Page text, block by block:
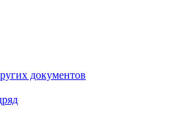
документов